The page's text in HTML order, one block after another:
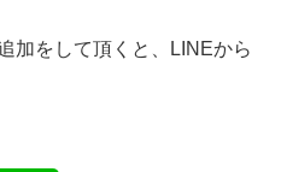
加をして頂くと、LINEから